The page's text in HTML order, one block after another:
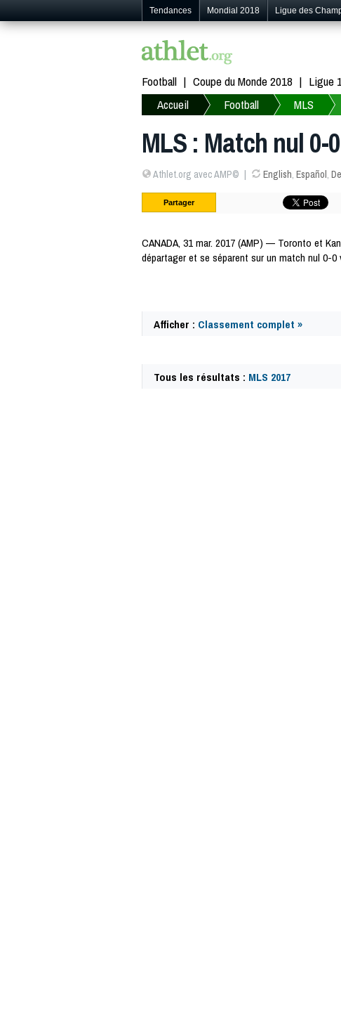
Tendances Mondial 2018 Ligue des
Football Coupe du Monde 2018 Ligue
Accueil
Football MLS
MLS : Match nul
Athlet.org avec AMP© English, Español,
Partager
CANADA, 31 mar. 2017 (AMP) — Toronto et
départager et se séparent sur un match nul 0-0
Afficher : Classement complet »
Tous les résultats : MLS 2017